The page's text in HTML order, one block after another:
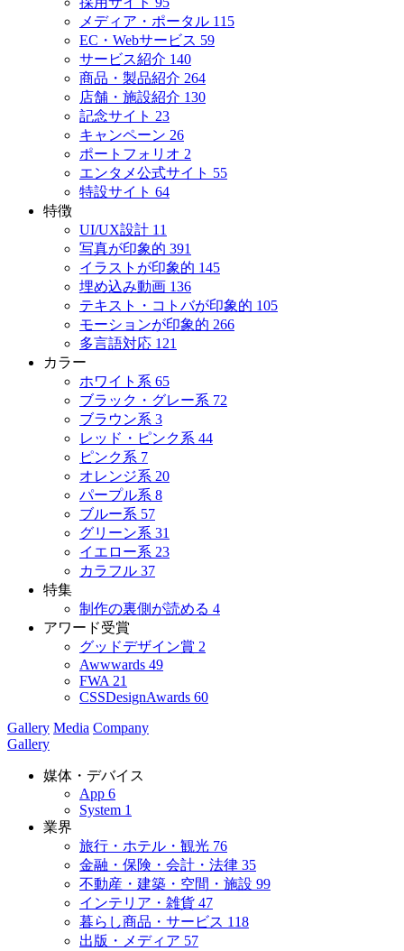
メディア・ポータル 115
EC・Webサービス 59
サービス紹介 140
商品・製品紹介 264
店舗・施設紹介 130
記念サイト 23
キャンペーン 26
ポートフォリオ 2
エンタメ公式サイト 55
特設サイト 64
特徴
UI/UX設計 11
写真が印象的 391
イラストが印象的 145
埋め込み動画 136
テキスト・コトバが印象的 105
モーションが印象的 266
多言語対応 121
カラー
ホワイト系 65
ブラック・グレー系 72
ブラウン系 3
レッド・ピンク系 44
ピンク系 7
オレンジ系 20
パープル系 8
ブルー系 57
グリーン系 31
イエロー系 23
カラフル 37
特集
制作の裏側が読める 4
アワード受賞
グッドデザイン賞 2
Awwwards 49
FWA 21
CSSDesignAwards 60
Gallery Media Company
Gallery
媒体・デバイス
App 6
System 1
業界
旅行・ホテル・観光 76
金融・保険・会計・法律 35
不動産・建築・空間・施設 99
インテリア・雑貨 47
暮らし商品・サービス 118
出版・メディア 57